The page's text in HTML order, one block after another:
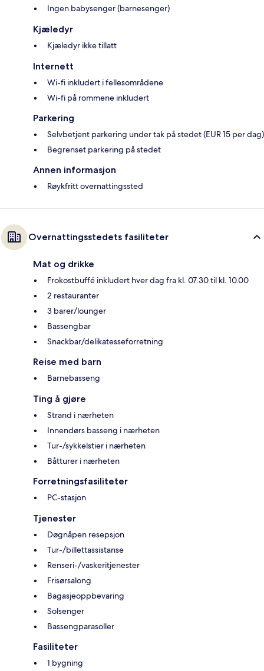
Ingen babysenger (barnesenger)
Kjæledyr
Kjæledyr ikke tillatt
Internett
Wi-fi inkludert i fellesområdene
Wi-fi på rommene inkludert
Parkering
Selvbetjent parkering under tak på stedet (EUR 15 per dag)
Begrenset parkering på stedet
Annen informasjon
Røykfritt overnattingssted
Overnattingsstedets fasiliteter
Mat og drikke
Frokostbuffé inkludert hver dag fra kl. 07.30 til kl. 10.00
2 restauranter
3 barer/lounger
Bassengbar
Snackbar/delikatesseforretning
Reise med barn
Barnebasseng
Ting å gjøre
Strand i nærheten
Innendørs basseng i nærheten
Tur-/sykkelstier i nærheten
Båtturer i nærheten
Forretningsfasiliteter
PC-stasjon
Tjenester
Døgnåpen resepsjon
Tur-/billettassistanse
Renseri-/vaskeritjenester
Frisørsalong
Bagasjeoppbevaring
Solsenger
Bassengparasoller
Fasiliteter
1 bygning